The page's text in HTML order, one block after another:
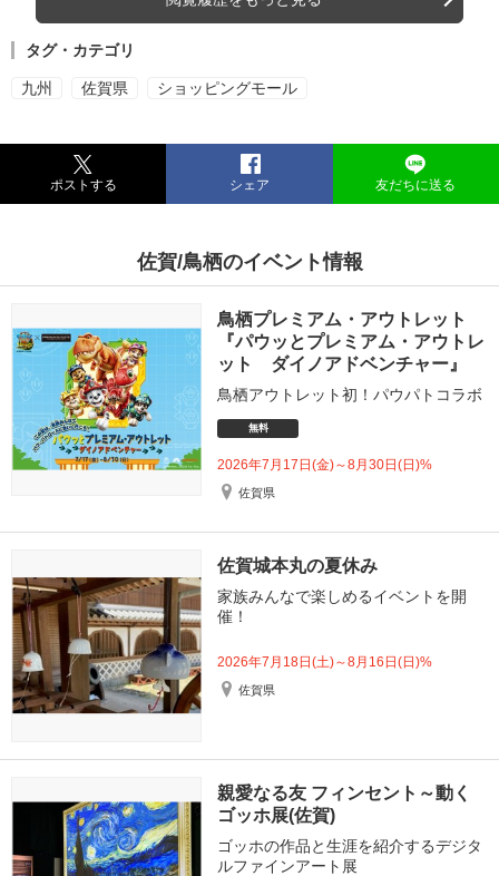
タグ・カテゴリ
九州 佐賀県 ショッピングモール
ポストする シェア 友だちに送る
佐賀/鳥栖のイベント情報
鳥栖プレミアム・アウトレット
『パウッとプレミアム・アウトレ
ット ダイノアドベンチャー』
鳥栖アウトレット初！パウパトコラボ
無料
2026年7月17日(金)～8月30日(日)%
佐賀県
佐賀城本丸の夏休み
家族みんなで楽しめるイベントを開
催！
2026年7月18日(土)～8月16日(日)%
佐賀県
親愛なる友 フィンセント～動く
ゴッホ展(佐賀)
ゴッホの作品と生涯を紹介するデジタ
ルファインアート展